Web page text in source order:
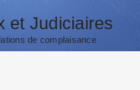
et Judiciaires
de complaisance